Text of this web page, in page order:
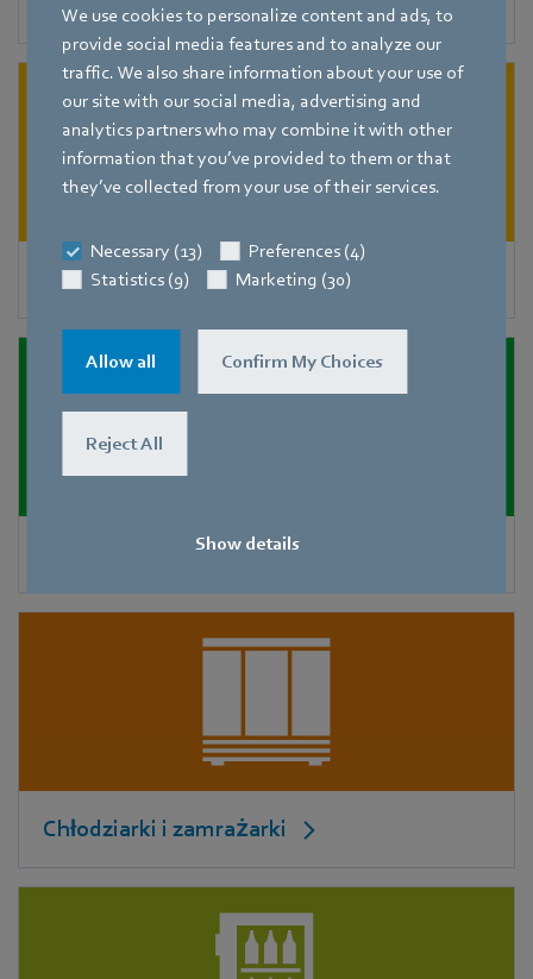
We use cookies to personalize content and ads, to
provide social media features and to analyze our
traffic. We also share information about your use of
our site with our social media, advertising and
analytics partners who may combine it with other
information that you’ve provided to them or that
they’ve collected from your use of their services.
Necessary (13)
Preferences (4)
Statistics (9)
Marketing (30)
Allow all Confirm My Choices
Reject All
Show details
Skraplacze
Chłodzenie adiabatyczne
Chłodziarki i zamrażarki